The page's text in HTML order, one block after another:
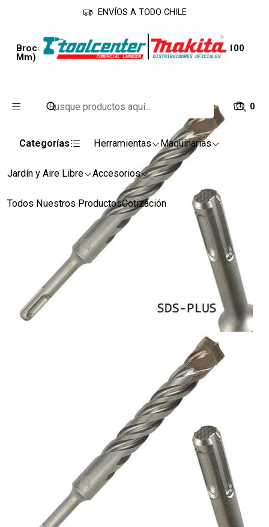
0
Categorías Herramientas Maquinarias
Jardín y Aire Libre Accesorios
Todos Nuestros ProductosCotización
ENVÍOS A TODO CHILE
Inicio Accesorios
Brocas
Broca Sds-plus 16 X 160 Mm. Proline (Largo Útil 100
Mm)